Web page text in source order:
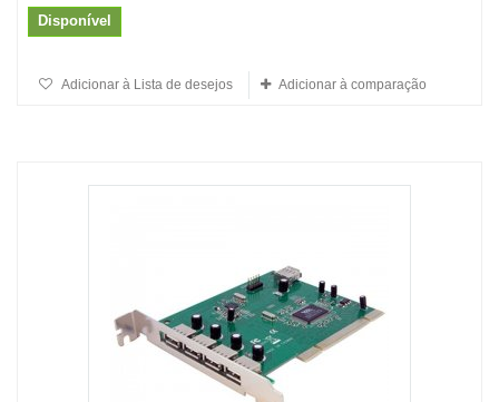
Disponível
Adicionar à Lista de desejos Adicionar à comparação